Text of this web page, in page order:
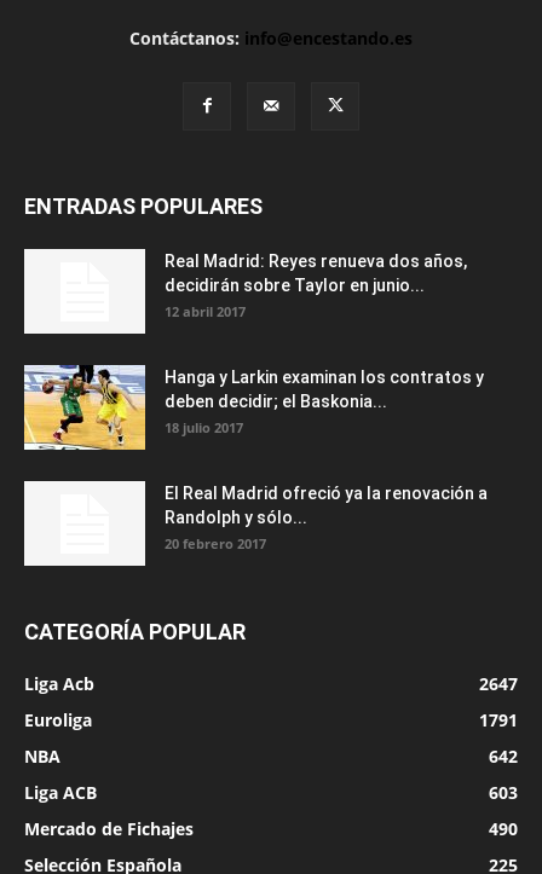
Contáctanos: info@encestando.es
ENTRADAS POPULARES
Real Madrid: Reyes renueva dos años,
decidirán sobre Taylor en junio...
12 abril 2017
Hanga y Larkin examinan los contratos y
deben decidir; el Baskonia...
18 julio 2017
El Real Madrid ofreció ya la renovación a
Randolph y sólo...
20 febrero 2017
CATEGORÍA POPULAR
Liga Acb
2647
Euroliga
1791
NBA
642
Liga ACB
603
Mercado de Fichajes
490
Selección Española
225